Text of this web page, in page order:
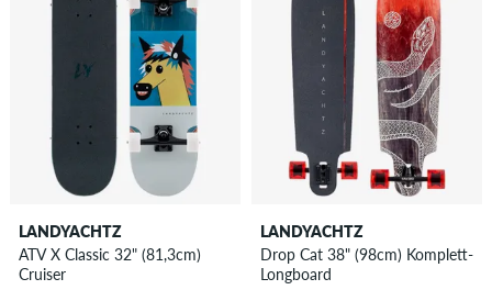
LANDYACHTZ
ATV X Classic 32" (81,3cm)
Cruiser
LANDYACHTZ
Drop Cat 38" (98cm) Komplett-
Longboard